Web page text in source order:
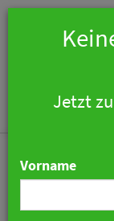
Jetzt
Vorname